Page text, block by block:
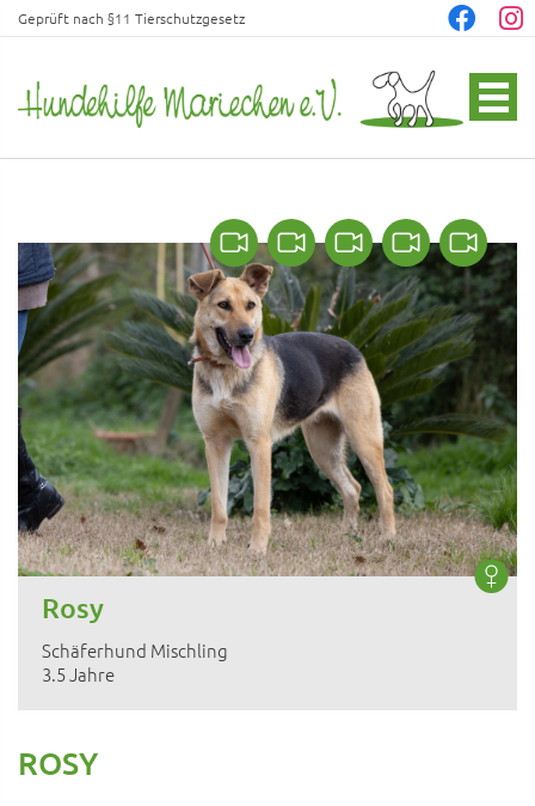
Geprüft nach §11 Tierschutzgesetz
Rosy
Schäferhund Mischling
3.5 Jahre
ROSY